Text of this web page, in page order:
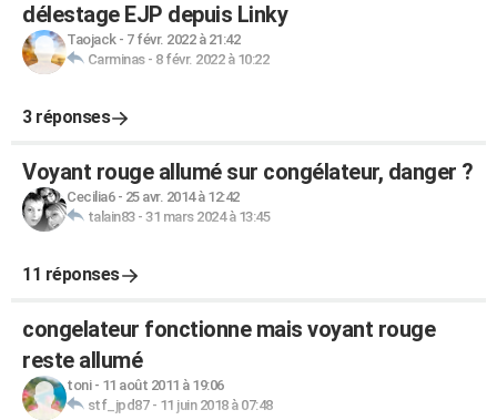
délestage EJP depuis Linky
Taojack- 7 févr. 2022 à 21:42
Carminas- 8 févr. 2022 à 10:22
3 réponses
Voyant rouge allumé sur congélateur, danger ?
Cecilia6- 25 avr. 2014 à 12:42
talain83- 31 mars 2024 à 13:45
11 réponses
congelateur fonctionne mais voyant rouge
reste allumé
toni- 11 août 2011 à 19:06
stf_jpd87- 11 juin 2018 à 07:48